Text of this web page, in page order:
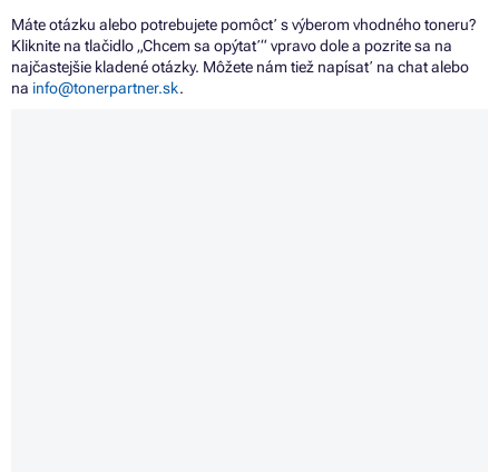
Máte otázku alebo potrebujete pomôcť s výberom vhodného toneru?
Kliknite na tlačidlo „Chcem sa opýtať“ vpravo dole a pozrite sa na
najčastejšie kladené otázky. Môžete nám tiež napísať na chat alebo
na info@tonerpartner.sk.